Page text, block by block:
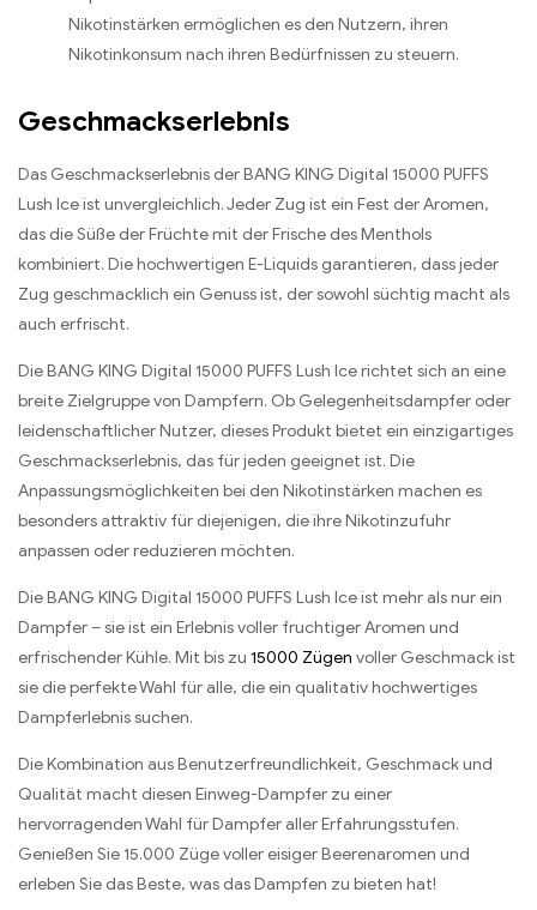
Nikotinstärken ermöglichen es den Nutzern, ihren
Nikotinkonsum nach ihren Bedürfnissen zu steuern.
Geschmackserlebnis
Das Geschmackserlebnis der BANG KING Digital 15000 PUFFS
Lush Ice ist unvergleichlich. Jeder Zug ist ein Fest der Aromen,
das die Süße der Früchte mit der Frische des Menthols
kombiniert. Die hochwertigen E-Liquids garantieren, dass jeder
Zug geschmacklich ein Genuss ist, der sowohl süchtig macht als
auch erfrischt.
Die BANG KING Digital 15000 PUFFS Lush Ice richtet sich an eine
breite Zielgruppe von Dampfern. Ob Gelegenheitsdampfer oder
leidenschaftlicher Nutzer, dieses Produkt bietet ein einzigartiges
Geschmackserlebnis, das für jeden geeignet ist. Die
Anpassungsmöglichkeiten bei den Nikotinstärken machen es
besonders attraktiv für diejenigen, die ihre Nikotinzufuhr
anpassen oder reduzieren möchten.
Die BANG KING Digital 15000 PUFFS Lush Ice ist mehr als nur ein
Dampfer – sie ist ein Erlebnis voller fruchtiger Aromen und
erfrischender Kühle. Mit bis zu 15000 Zügen voller Geschmack ist
sie die perfekte Wahl für alle, die ein qualitativ hochwertiges
Dampferlebnis suchen.
Die Kombination aus Benutzerfreundlichkeit, Geschmack und
Qualität macht diesen Einweg-Dampfer zu einer
hervorragenden Wahl für Dampfer aller Erfahrungsstufen.
Genießen Sie 15.000 Züge voller eisiger Beerenaromen und
erleben Sie das Beste, was das Dampfen zu bieten hat!